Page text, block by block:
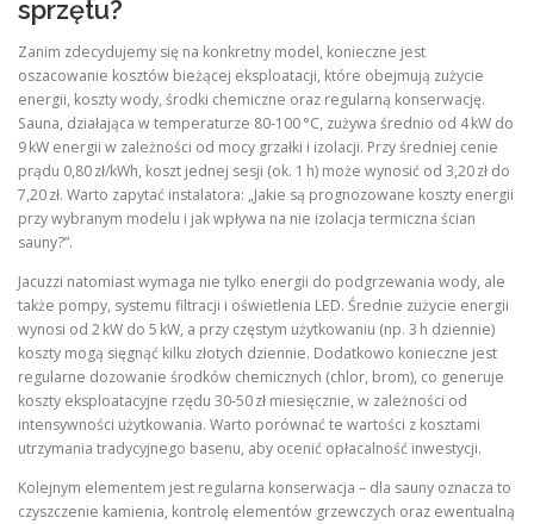
sprzętu?
Zanim zdecydujemy się na konkretny model, konieczne jest
oszacowanie kosztów bieżącej eksploatacji, które obejmują zużycie
energii, koszty wody, środki chemiczne oraz regularną konserwację.
Sauna, działająca w temperaturze 80‑100 °C, zużywa średnio od 4 kW do
9 kW energii w zależności od mocy grzałki i izolacji. Przy średniej cenie
prądu 0,80 zł/kWh, koszt jednej sesji (ok. 1 h) może wynosić od 3,20 zł do
7,20 zł. Warto zapytać instalatora: „Jakie są prognozowane koszty energii
przy wybranym modelu i jak wpływa na nie izolacja termiczna ścian
sauny?”.
Jacuzzi natomiast wymaga nie tylko energii do podgrzewania wody, ale
także pompy, systemu filtracji i oświetlenia LED. Średnie zużycie energii
wynosi od 2 kW do 5 kW, a przy częstym użytkowaniu (np. 3 h dziennie)
koszty mogą sięgnąć kilku złotych dziennie. Dodatkowo konieczne jest
regularne dozowanie środków chemicznych (chlor, brom), co generuje
koszty eksploatacyjne rzędu 30‑50 zł miesięcznie, w zależności od
intensywności użytkowania. Warto porównać te wartości z kosztami
utrzymania tradycyjnego basenu, aby ocenić opłacalność inwestycji.
Kolejnym elementem jest regularna konserwacja – dla sauny oznacza to
czyszczenie kamienia, kontrolę elementów grzewczych oraz ewentualną